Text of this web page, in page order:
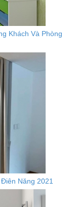
Khách Và Phòng
Năng 2021